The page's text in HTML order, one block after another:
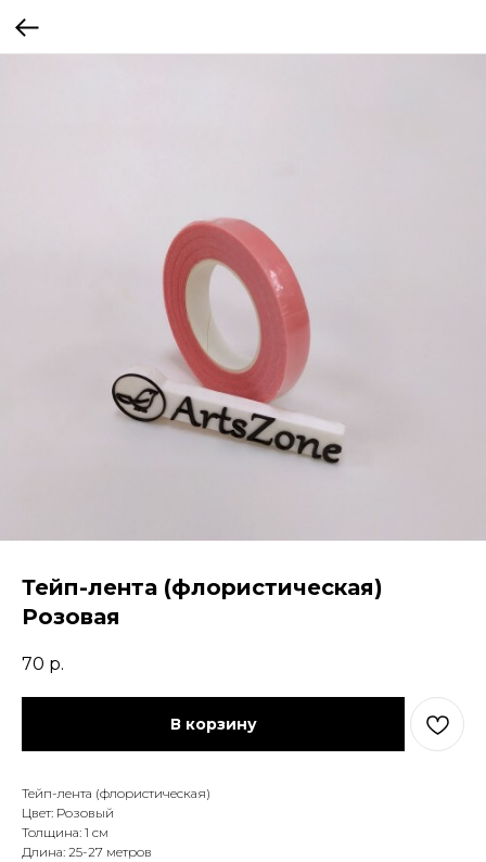
Тейп-лента (флористическая)
Розовая
70 р.
В корзину
Тейп-лента (флористическая)
Цвет: Розовый
Толщина: 1 см
Длина: 25-27 метров